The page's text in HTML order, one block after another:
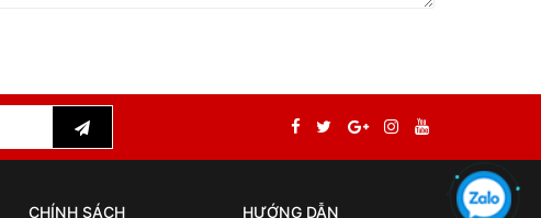
CHÍNH SÁCH
HƯỚNG DẪN